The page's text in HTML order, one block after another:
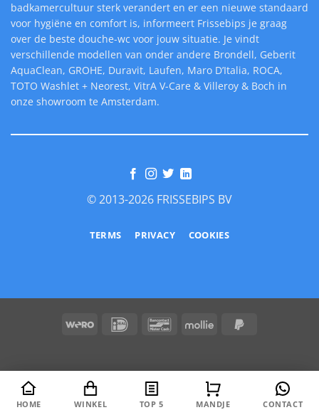
badkamercultuur sterk verandert en er een nieuwe standaard
voor hygiëne en comfort is, informeert Frissebips je graag
over de beste douche-wc voor jouw situatie. Je vindt
verschillende modellen van onder andere Brondell, Geberit
AquaClean, GROHE, Duravit, Laufen, Maro D’Italia, ROCA,
TOTO Washlet + Neorest, VitrA V-Care & Villeroy & Boch in
onze showroom te Amsterdam.
© 2013-2026 FRISSEBIPS BV
TERMS PRIVACY COOKIES
Wero IDeal BancontactMollie
HOME WINKEL TOP 5 MANDJE CONTACT